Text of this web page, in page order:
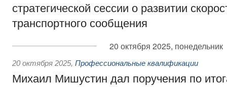
стратегической сессии о развитии
транспортного сообщения
20 октября 2025, понедельник
20 октября 2025, Профессиональные квалификации
Михаил Мишустин дал поручения по